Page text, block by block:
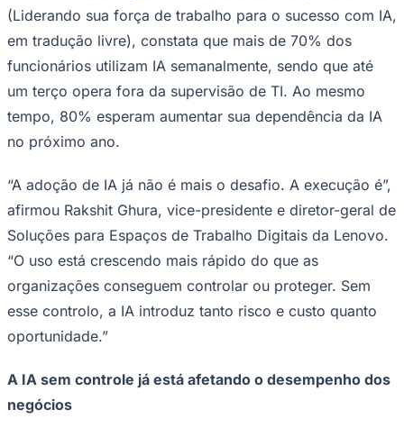
Hub de Negócios
Guia Comercial
Selo Verificado
Portal Educacional
Agenda de Vestibulares
Vagas de Emprego
Panorama Econômico
Para Sua Empresa
Anuncie no Portal
Verificar EmpresaNovo
Anunciar VagasNovo
Publicidade Legal
NBA
Fórmula 1
Tênis (ATP)
MLB
NHL
(Liderando sua força de trabalho para o sucesso com IA,
em tradução livre), constata que mais de 70% dos
funcionários utilizam IA semanalmente, sendo que até
um terço opera fora da supervisão de TI. Ao mesmo
tempo, 80% esperam aumentar sua dependência da IA
no próximo ano.
“A adoção de IA já não é mais o desafio. A execução é”,
afirmou Rakshit Ghura, vice-presidente e diretor-geral de
Soluções para Espaços de Trabalho Digitais da Lenovo.
“O uso está crescendo mais rápido do que as
organizações conseguem controlar ou proteger. Sem
esse controlo, a IA introduz tanto risco e custo quanto
oportunidade.”
A IA sem controle já está afetando o desempenho dos
negócios